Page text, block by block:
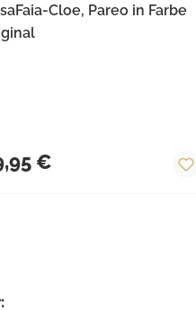
Cloe, Pareo in Farbe
€